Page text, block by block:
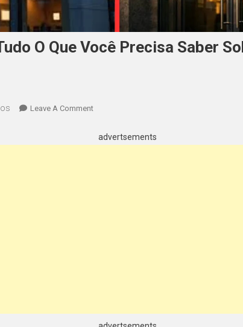
O Que Você Precisa Saber
Leave A CommentOn
Serviços
advertsements